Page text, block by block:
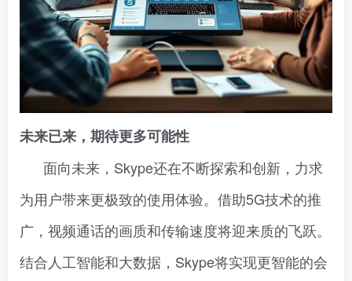
未来已来，期待更多可能性
面向未来，Skype还在不断探索和创新，力求
为用户带来更极致的使用体验。借助5G技术的推
广，视频通话的画质和传输速度将迎来质的飞跃。
结合人工智能和大数据，Skype将实现更智能的会